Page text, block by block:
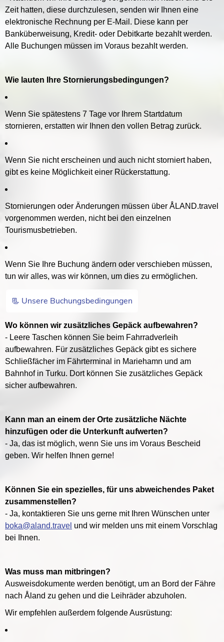
Zeit hatten, diese durchzulesen, senden wir Ihnen eine
elektronische Rechnung per E-Mail. Diese kann per
Banküberweisung, Kredit- oder Debitkarte bezahlt werden.
Alle Buchungen müssen im Voraus bezahlt werden.
Wie lauten Ihre Stornierungsbedingungen?
Wenn Sie spätestens 7 Tage vor Ihrem Startdatum
stornieren, erstatten wir Ihnen den vollen Betrag zurück.
Wenn Sie nicht erscheinen und auch nicht storniert haben,
gibt es keine Möglichkeit einer Rückerstattung.
Stornierungen oder Änderungen müssen über ÅLAND.travel
vorgenommen werden, nicht bei den einzelnen
Tourismusbetrieben.
Wenn Sie Ihre Buchung ändern oder verschieben müssen,
tun wir alles, was wir können, um dies zu ermöglichen.
📃 Unsere Buchungsbedingungen
Wo können wir zusätzliches Gepäck aufbewahren?
- Leere Taschen können Sie beim Fahrradverleih
aufbewahren. Für zusätzliches Gepäck gibt es sichere
Schließfächer im Fährterminal in Mariehamn und am
Bahnhof in Turku. Dort können Sie zusätzliches Gepäck
sicher aufbewahren.
Kann man an einem der Orte zusätzliche Nächte
hinzufügen oder die Unterkunft aufwerten?
- Ja, das ist möglich, wenn Sie uns im Voraus Bescheid
geben. Wir helfen Ihnen gerne!
Können Sie ein spezielles, für uns abweichendes Paket
zusammenstellen?
- Ja, kontaktieren Sie uns gerne mit Ihren Wünschen unter
boka@aland.travel und wir melden uns mit einem Vorschlag
bei Ihnen.
Was muss man mitbringen?
Ausweisdokumente werden benötigt, um an Bord der Fähre
nach Åland zu gehen und die Leihräder abzuholen.
Wir empfehlen außerdem folgende Ausrüstung: